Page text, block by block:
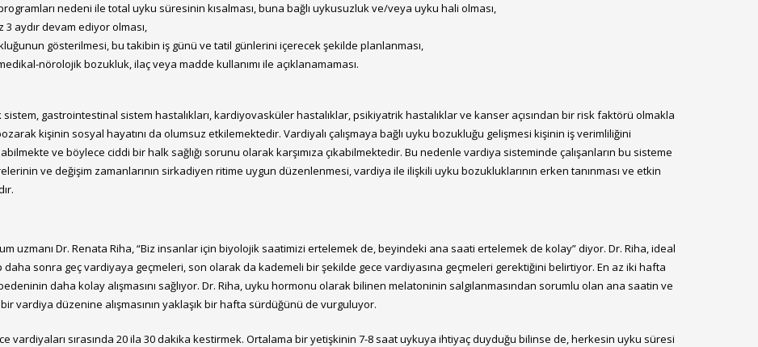
nedeni ile total uyku süresinin kısalması, buna bağlı uykusuzluk ve/veya uyku hali olması,
3 aydır devam ediyor olması,
gösterilmesi, bu takibin iş günü ve tatil günlerini içerecek şekilde planlanması,
nörolojik bozukluk, ilaç veya madde kullanımı ile açıklanamaması.
gastrointestinal sistem hastalıkları, kardiyovasküler hastalıklar, psikiyatrik hastalıklar ve kanser açısından bir risk faktörü olmakla
kişinin sosyal hayatını da olumsuz etkilemektedir. Vardiyalı çalışmaya bağlı uyku bozukluğu gelişmesi kişinin iş verimliliğini
ve böylece ciddi bir halk sağlığı sorunu olarak karşımıza çıkabilmektedir. Bu nedenle vardiya sisteminde çalışanların bu sisteme
ve değişim zamanlarının sirkadiyen ritime uygun düzenlenmesi, vardiya ile ilişkili uyku bozukluklarının erken tanınması ve etkin
uzmanı Dr. Renata Riha, “Biz insanlar için biyolojik saatimizi ertelemek de, beyindeki ana saati ertelemek de kolay” diyor. Dr. Riha, ideal
daha sonra geç vardiyaya geçmeleri, son olarak da kademeli bir şekilde gece vardiyasına geçmeleri gerektiğini belirtiyor. En az iki hafta
daha kolay alışmasını sağlıyor. Dr. Riha, uyku hormonu olarak bilinen melatoninin salgılanmasından sorumlu olan ana saatin ve
vardiya düzenine alışmasının yaklaşık bir hafta sürdüğünü de vurguluyor.
vardiyaları sırasında 20 ila 30 dakika kestirmek. Ortalama bir yetişkinin 7-8 saat uykuya ihtiyaç duyduğu bilinse de, herkesin uyku süresi